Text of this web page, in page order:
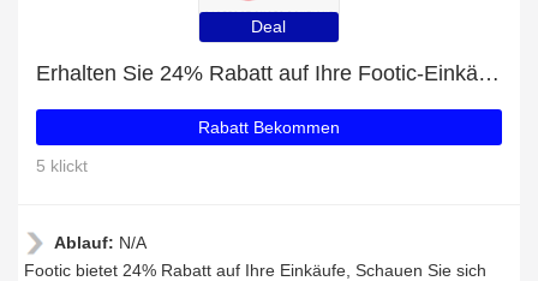
Deal
Erhalten Sie 24% Rabatt auf Ihre Footic-Einkäufe
Rabatt Bekommen
5 klickt
Ablauf: N/A
Footic bietet 24% Rabatt auf Ihre Einkäufe, Schauen Sie sich